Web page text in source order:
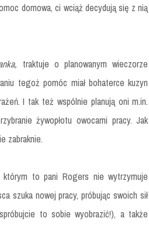
domowa, ci wciąż decydują się z nią
traktuje o planowanym wieczorze
tegoż pomóc miał bohaterce kuzyn
I tak też wspólnie planują oni m.in.
żywopłotu owocami pracy. Jak
zabraknie.
którym to pani Rogers nie wytrzymuje
szuka nowej pracy, próbując swoich sił
to sobie wyobrazić!), a także